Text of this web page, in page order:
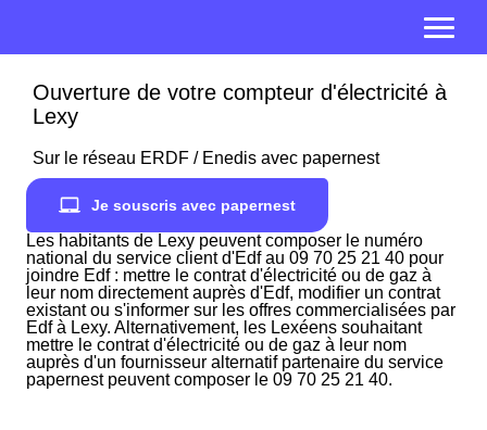
Ouverture de votre compteur d'électricité à
Lexy
Sur le réseau ERDF / Enedis avec papernest
Je souscris avec papernest
Les habitants de Lexy peuvent composer le numéro
national du service client d'Edf au 09 70 25 21 40 pour
joindre Edf : mettre le contrat d'électricité ou de gaz à
leur nom directement auprès d'Edf, modifier un contrat
existant ou s'informer sur les offres commercialisées par
Edf à Lexy. Alternativement, les Lexéens souhaitant
mettre le contrat d'électricité ou de gaz à leur nom
auprès d'un fournisseur alternatif partenaire du service
papernest peuvent composer le 09 70 25 21 40.